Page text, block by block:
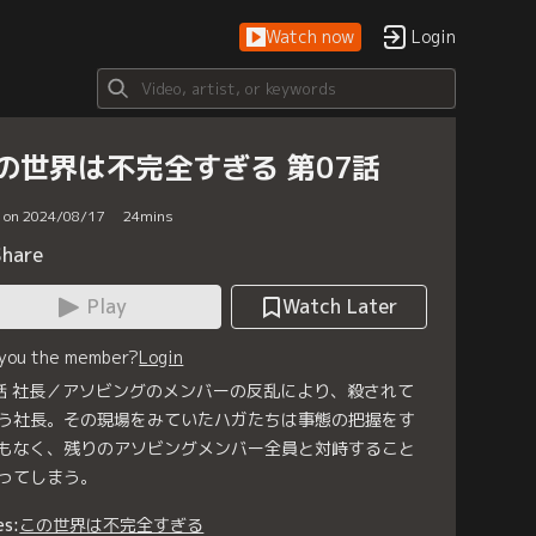
Watch now Login
世界は不完全すぎる 第07話
on 2024/08/17 24mins
Play
Watch Later
the member?Login
社長／アソビングのメンバーの反乱により、殺されて
社長。その現場をみていたハガたちは事態の把握をす
なく、残りのアソビングメンバー全員と対峙すること
てしまう。
この世界は不完全すぎる